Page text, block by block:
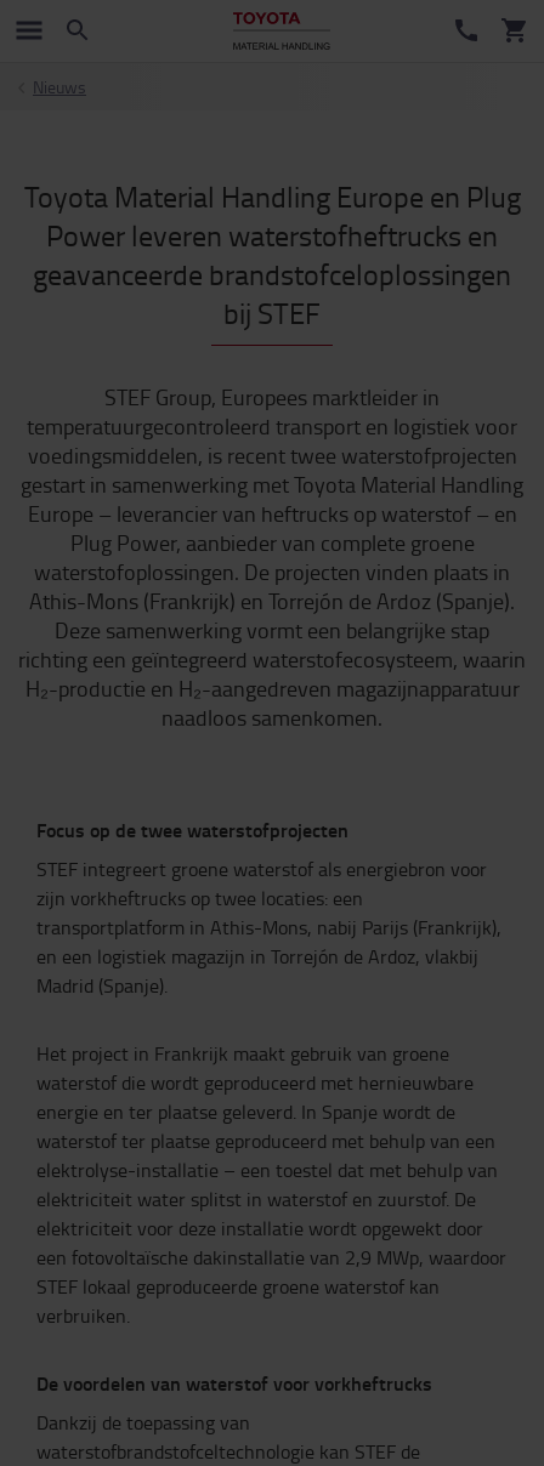
Nieuws
Toyota Material Handling Europe en Plug
Power leveren waterstofheftrucks en
geavanceerde brandstofceloplossingen
bij STEF
STEF Group, Europees marktleider in
temperatuurgecontroleerd transport en logistiek voor
voedingsmiddelen, is recent twee waterstofprojecten
gestart in samenwerking met Toyota Material Handling
Europe – leverancier van heftrucks op waterstof – en
Plug Power, aanbieder van complete groene
waterstofoplossingen. De projecten vinden plaats in
Athis-Mons (Frankrijk) en Torrejón de Ardoz (Spanje).
Deze samenwerking vormt een belangrijke stap
richting een geïntegreerd waterstofecosysteem, waarin
H₂-productie en H₂-aangedreven magazijnapparatuur
naadloos samenkomen.
Focus op de twee waterstofprojecten
STEF integreert groene waterstof als energiebron voor
zijn vorkheftrucks op twee locaties: een
transportplatform in Athis-Mons, nabij Parijs (Frankrijk),
en een logistiek magazijn in Torrejón de Ardoz, vlakbij
Madrid (Spanje).
Het project in Frankrijk maakt gebruik van groene
waterstof die wordt geproduceerd met hernieuwbare
energie en ter plaatse geleverd. In Spanje wordt de
waterstof ter plaatse geproduceerd met behulp van een
elektrolyse-installatie – een toestel dat met behulp van
elektriciteit water splitst in waterstof en zuurstof. De
elektriciteit voor deze installatie wordt opgewekt door
een fotovoltaïsche dakinstallatie van 2,9 MWp, waardoor
STEF lokaal geproduceerde groene waterstof kan
verbruiken.
De voordelen van waterstof voor vorkheftrucks
Dankzij de toepassing van
waterstofbrandstofceltechnologie kan STEF de